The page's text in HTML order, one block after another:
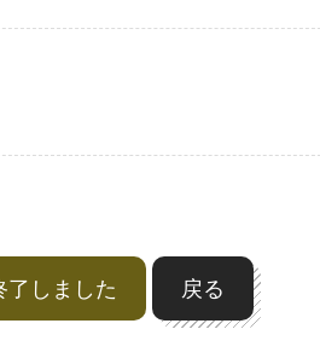
了しました 戻る